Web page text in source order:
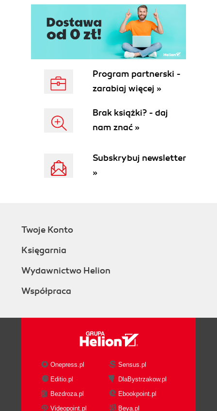
architekta
Literatura
Program partnerski -
zarabiaj więcej »
Brak książki? - daj
nam znać »
Subskrybuj newsletter
»
Twoje Konto
Księgarnia
Wydawnictwo Helion
Współpraca
Onepress.pl
Sensus.pl
Editio.pl
DlaBystrzakow.pl
Bezdroza.pl
Ebookpoint.pl
Videopoint.pl
Beya.pl